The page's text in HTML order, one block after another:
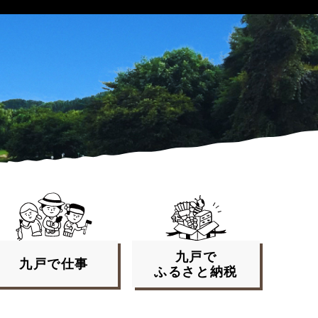
九戸で仕事
九戸で
ふるさと納税